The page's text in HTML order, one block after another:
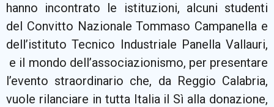
hanno incontrato le istituzioni, alcuni studenti
del Convitto Nazionale Tommaso Campanella e
dell’istituto Tecnico Industriale Panella Vallauri,
e il mondo dell’associazionismo, per presentare
l’evento straordinario che, da Reggio Calabria,
vuole rilanciare in tutta Italia il Sì alla donazione,